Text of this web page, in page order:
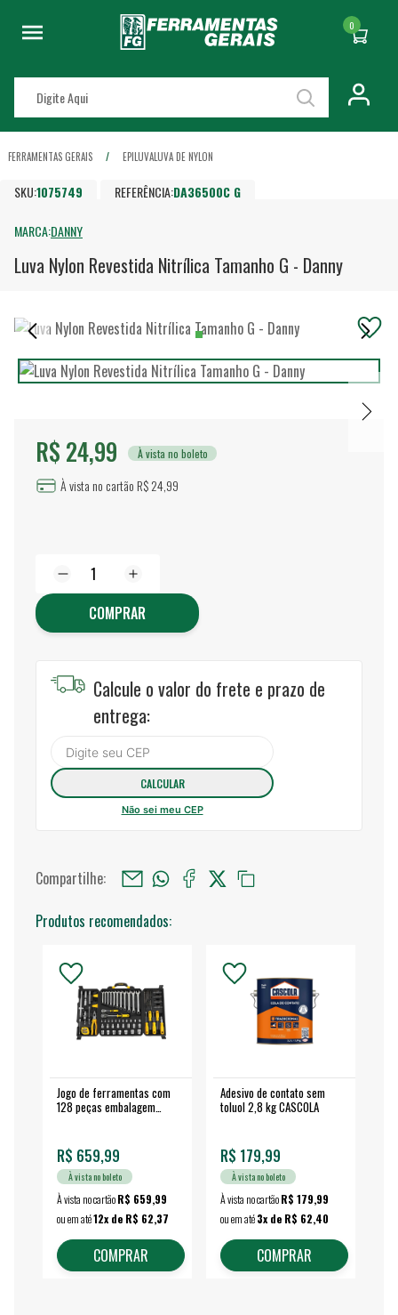
0
FERRAMENTAS GERAIS EPILUVALUVA DE NYLON
SKU:1075749 REFERÊNCIA:DA36500C G
MARCA:DANNY
Luva Nylon Revestida Nitrílica Tamanho G - Danny
R$ 24,99 À vista no boleto
À vista no cartão R$ 24,99
COMPRAR
Calcule o valor do frete e prazo de
entrega:
Não sei meu CEP
Compartilhe:
Produtos recomendados:
Jogo de ferramentas com
128 peças embalagem
R$ 659,99
À vista no boleto
À vista no cartãoR$ 659,99
ou em até12x de R$ 62,37
COMPRAR
Adesivo de contato sem
toluol 2,8 kg CASCOLA
R$ 179,99
À vista no boleto
À vista no cartãoR$ 179,99
ou em até3x de R$ 62,40
COMPRAR